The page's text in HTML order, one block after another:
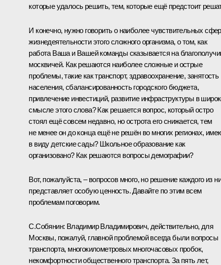
которые удалось решить, тем, которые ещё предстоит
И конечно, нужно говорить о наиболее чувствительных
жизнедеятельности этого сложного организма, о том, как
работа Ваша и Вашей команды сказывается на
москвичей. Как решаются наиболее сложные и острые
проблемы, такие как транспорт, здравоохранение, занятость
населения, сбалансированность городского бюджета,
привлечение инвестиций, развитие инфраструктуры в
смысле этого слова? Как решается вопрос, который остро
стоял ещё совсем недавно, но острота его снижается, тем
не менее он до конца ещё не решён во многих регионах,
в виду детские сады? Школьное образование как
организовано? Как решаются вопросы демографии?
Вот, пожалуйста, – вопросов много, но решение каждого из
представляет особую ценность. Давайте по этим всем
проблемам поговорим.
С.Собянин: Владимир Владимирович, действительно, для
Москвы, пожалуй, главной проблемой всегда были вопросы
транспорта, многокилометровых многочасовых пробок,
некомфортности общественного транспорта. За пять лет,